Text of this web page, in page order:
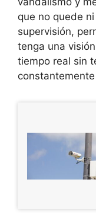
que no quede
supervisión,
tenga una
tiempo real sin